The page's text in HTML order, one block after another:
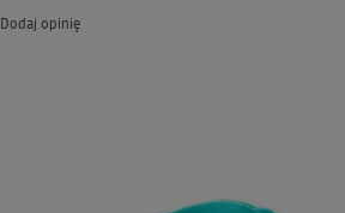
Dodaj opinię